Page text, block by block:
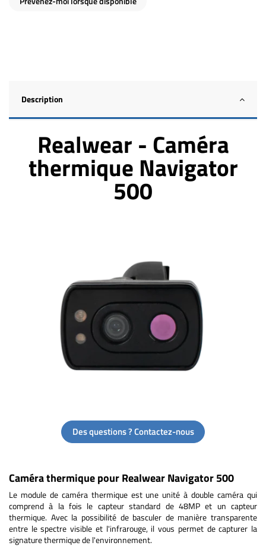
Description
Realwear - Caméra
thermique Navigator
500
Des questions ? Contactez-nous
Caméra thermique pour Realwear Navigator 500
Le module de caméra thermique est une unité à double caméra qui
comprend à la fois le capteur standard de 48MP et un capteur
thermique. Avec la possibilité de basculer de manière transparente
entre le spectre visible et l'infrarouge, il vous permet de capturer la
signature thermique de l'environnement.